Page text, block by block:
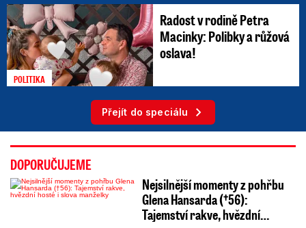
POLITIKA
Radost v rodině Petra
Macinky: Polibky a růžová
oslava!
Přejít do speciálu
DOPORUČUJEME
Nejsilnější momenty z pohřbu
Glena Hansarda (†56):
Tajemství rakve, hvězdní…